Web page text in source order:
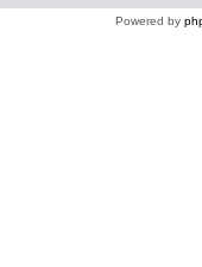
Powered by